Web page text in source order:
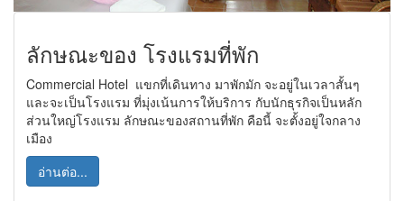
ลักษณะของ โรงแรมที่พัก
Commercial Hotel แขกที่เดินทาง มาพักมัก จะอยู่ในเวลาสั้นๆ
และจะเป็นโรงแรม ที่มุ่งเน้นการให้บริการ กับนักธุรกิจเป็นหลัก
ส่วนใหญ่โรงแรม ลักษณะของสถานที่พัก คือนี้ จะตั้งอยู่ใจกลาง
เมือง
อ่านต่อ...